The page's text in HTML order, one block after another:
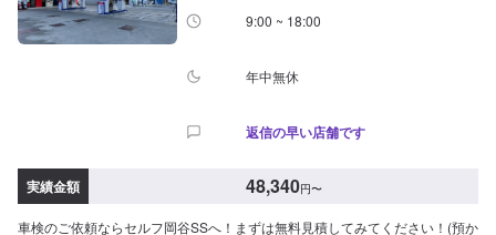
9:00 ~ 18:00
年中無休
返信の早い店舗です
実績金額 48,340円〜
車検のご依頼ならセルフ岡谷SSへ！まずは無料見積してみてください！(預か